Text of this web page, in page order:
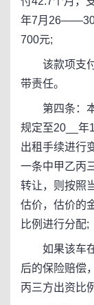
年7月26——30
700元;
该款项支付
带责任。
第四条：本
规定至20__年
出租手续进行
一条中甲乙丙
转让，则按照
估价，估价的
比例进行分配;
如果该车在
后的保险赔偿
丙三方出资比